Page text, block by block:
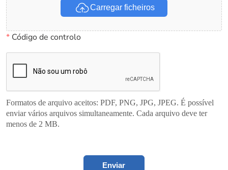
Carregar ficheiros
*Código de controlo
Formatos de arquivo aceitos: PDF, PNG, JPG, JPEG. É possível
enviar vários arquivos simultaneamente. Cada arquivo deve ter
menos de 2 MB.
Enviar